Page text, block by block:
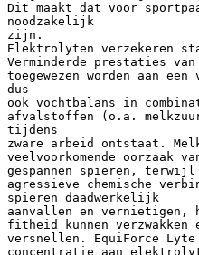
Dit maakt dat voor
noodzakelijk
zijn.
Elektrolyten verzekeren
Verminderde prestaties van
toegewezen worden aan
dus
ook vochtbalans in
afvalstoffen (o.a.
tijdens
zware arbeid ontstaat.
veelvoorkomende oorzaak
gespannen spieren,
agressieve chemische
spieren daadwerkelijk
aanvallen en vernietigen,
fitheid kunnen verzwakken
versnellen. EquiForce Lyte
concentratie aan